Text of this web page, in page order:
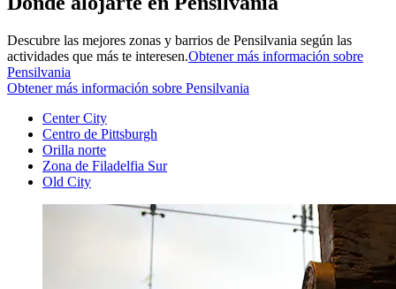
Descubre las mejores zonas y barrios de Pensilvania según las
actividades que más te interesen.Obtener más información sobre
Pensilvania
Obtener más información sobre Pensilvania
Center City
Centro de Pittsburgh
Orilla norte
Zona de Filadelfia Sur
Old City